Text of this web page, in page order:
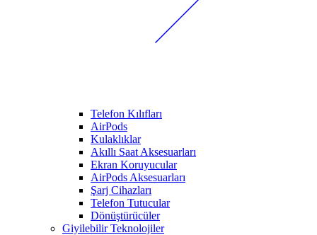
Telefon Kılıfları
AirPods
Kulaklıklar
Akıllı Saat Aksesuarları
Ekran Koruyucular
AirPods Aksesuarları
Şarj Cihazları
Telefon Tutucular
Dönüştürücüler
Giyilebilir Teknolojiler